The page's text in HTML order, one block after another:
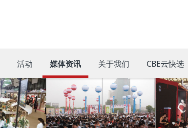
活动 媒体资讯 关于我们 CBE云快选